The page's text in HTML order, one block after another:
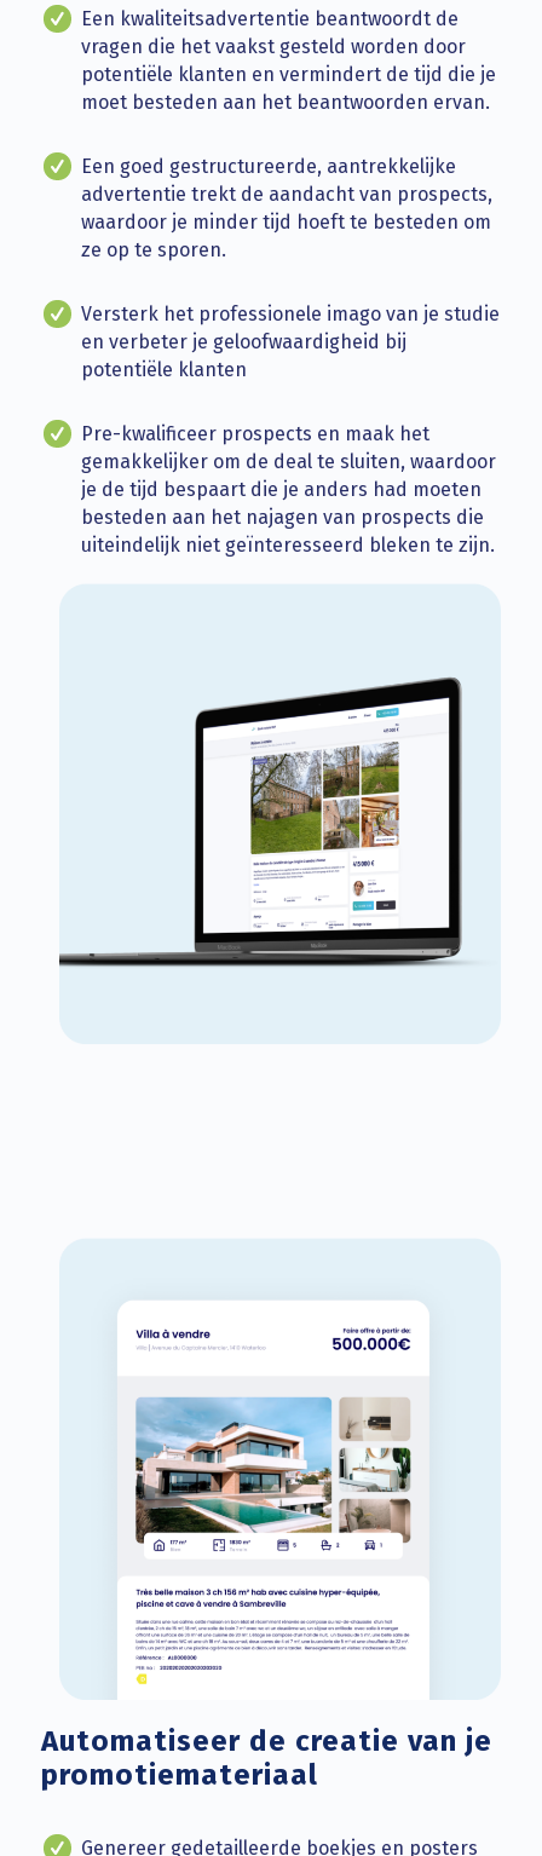
Een kwaliteitsadvertentie beantwoordt de
vragen die het vaakst gesteld worden door
potentiële klanten en vermindert de tijd die je
moet besteden aan het beantwoorden ervan.
Een goed gestructureerde, aantrekkelijke
advertentie trekt de aandacht van prospects,
waardoor je minder tijd hoeft te besteden om
ze op te sporen.
Versterk het professionele imago van je studie
en verbeter je geloofwaardigheid bij
potentiële klanten
Pre-kwalificeer prospects en maak het
gemakkelijker om de deal te sluiten, waardoor
je de tijd bespaart die je anders had moeten
besteden aan het najagen van prospects die
uiteindelijk niet geïnteresseerd bleken te zijn.
Automatiseer de creatie van je
promotiemateriaal
Genereer gedetailleerde boekjes en posters